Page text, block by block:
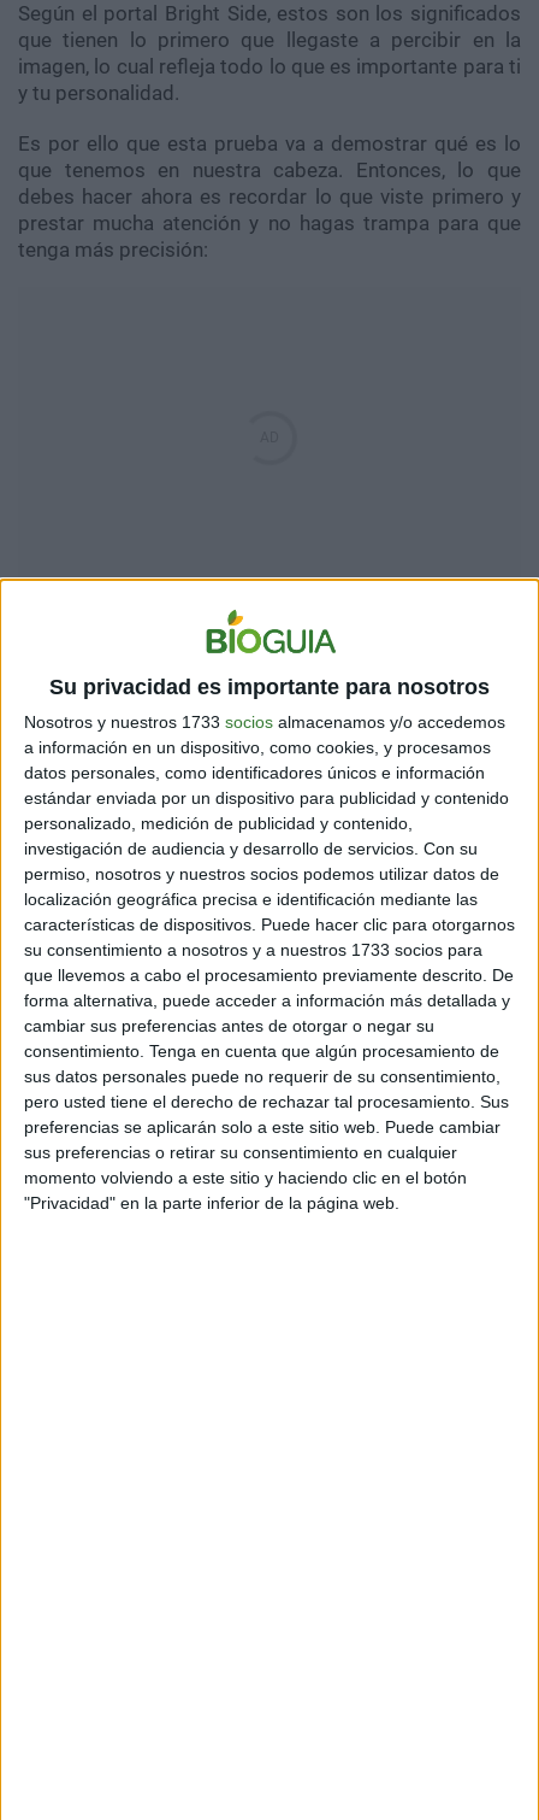
Su privacidad es importante para nosotros
Nosotros y nuestros 1733 socios almacenamos y/o accedemos
a información en un dispositivo, como cookies, y procesamos
datos personales, como identificadores únicos e información
estándar enviada por un dispositivo para publicidad y contenido
personalizado, medición de publicidad y contenido,
investigación de audiencia y desarrollo de servicios. Con su
permiso, nosotros y nuestros socios podemos utilizar datos de
localización geográfica precisa e identificación mediante las
características de dispositivos. Puede hacer clic para otorgarnos
su consentimiento a nosotros y a nuestros 1733 socios para
que llevemos a cabo el procesamiento previamente descrito. De
forma alternativa, puede acceder a información más detallada y
cambiar sus preferencias antes de otorgar o negar su
consentimiento. Tenga en cuenta que algún procesamiento de
sus datos personales puede no requerir de su consentimiento,
pero usted tiene el derecho de rechazar tal procesamiento. Sus
preferencias se aplicarán solo a este sitio web. Puede cambiar
sus preferencias o retirar su consentimiento en cualquier
momento volviendo a este sitio y haciendo clic en el botón
"Privacidad" en la parte inferior de la página web.
Según el portal Bright Side, estos son los significados
que tienen lo primero que llegaste a percibir en la
imagen, lo cual refleja todo lo que es importante para ti
y tu personalidad.
Es por ello que esta prueba va a demostrar qué es lo
que tenemos en nuestra cabeza. Entonces, lo que
debes hacer ahora es recordar lo que viste primero y
prestar mucha atención y no hagas trampa para que
tenga más precisión:
También te puede interesar
la gata escondida entre las hojas
​Lo primero que ves en la imagen devela si tienes los pies puestos sobre la
tierra.